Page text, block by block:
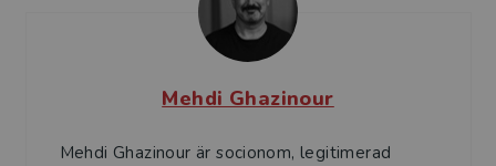
Mehdi Ghazinour
Mehdi Ghazinour är socionom, legitimerad